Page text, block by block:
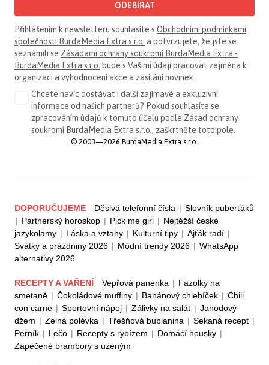
ODEBÍRAT
Přihlášením k newsletteru souhlasíte s Obchodními podmínkami
společnosti BurdaMedia Extra s.r.o. a potvrzujete, že jste se
seznámili se Zásadami ochrany soukromí BurdaMedia Extra -
BurdaMedia Extra s.r.o. bude s Vašimi údaji pracovat zejména k
organizaci a vyhodnocení akce a zasílání novinek.
Chcete navíc dostávat i další zajímavé a exkluzivní
informace od našich partnerů? Pokud souhlasíte se
zpracováním údajů k tomuto účelu podle Zásad ochrany
soukromí BurdaMedia Extra s.r.o., zaškrtněte toto pole.
© 2003—2026 BurdaMedia Extra s.r.o.
DOPORUČUJEME Děsivá telefonní čísla | Slovník puberťáků
| Partnerský horoskop | Pick me girl | Nejtěžší české
jazykolamy | Láska a vztahy | Kulturní tipy | Ajťák radí |
Svátky a prázdniny 2026 | Módní trendy 2026 | WhatsApp
alternativy 2026
RECEPTY A VAŘENÍ Vepřová panenka | Fazolky na
smetaně | Čokoládové muffiny | Banánový chlebíček | Chili
con carne | Sportovní nápoj | Zálivky na salát | Jahodový
džem | Zelná polévka | Třešňová bublanina | Sekaná recept |
Perník | Lečo | Recepty s rybízem | Domácí housky |
Zapečené brambory s uzeným